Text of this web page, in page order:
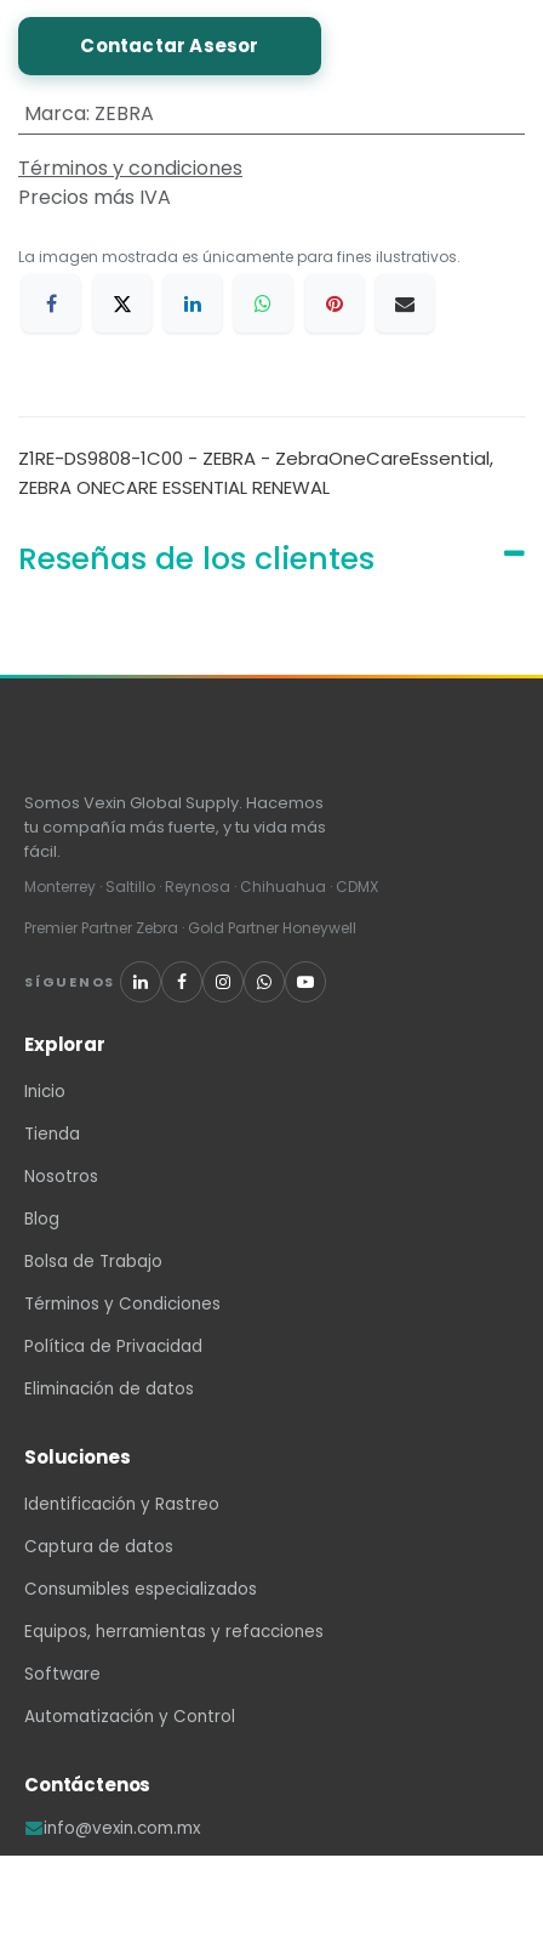
Contactar Asesor
Marca: ZEBRA
Términos y condiciones
Precios más IVA
La imagen mostrada es únicamente para fines ilustrativos.
Z1RE-DS9808-1C00 - ZEBRA - ZebraOneCareEssential,
ZEBRA ONECARE ESSENTIAL RENEWAL
Reseñas de los clientes
Somos Vexin Global Supply. Hacemos
tu compañía más fuerte, y tu vida más
fácil.
Monterrey · Saltillo · Reynosa · Chihuahua · CDMX
Premier Partner Zebra · Gold Partner Honeywell
SÍGUENOS
Explorar
Inicio
Tienda
Nosotros
Blog
Bolsa de Trabajo
Términos y Condiciones
Política de Privacidad
Eliminación de datos
Soluciones
Identificación y Rastreo
Captura de datos
Consumibles especializados
Equipos, herramientas y refacciones
Software
Automatización y Control
Contáctenos
info@vexin.com.mx